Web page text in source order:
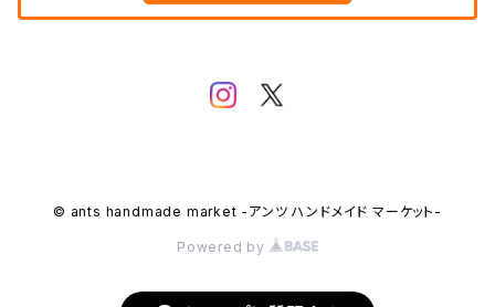
© ants handmade market -アンツ ハンドメイド マーケット-
Powered by